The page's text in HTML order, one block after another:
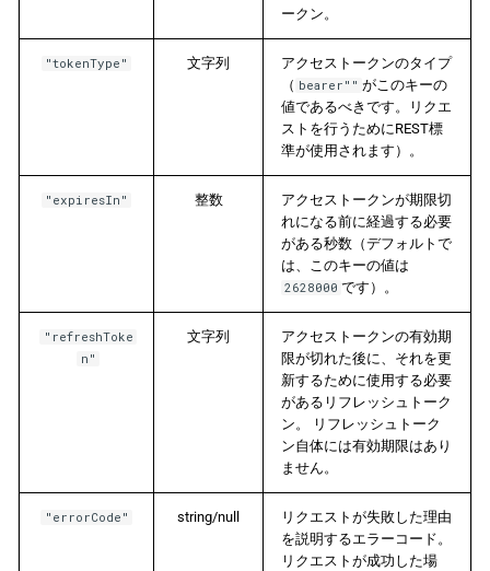
ークン。
"tokenType" 文字列
アクセストークンのタイプ
（ bearer"" がこのキーの
値であるべきです。リクエ
ストを行うためにREST標
準が使用されます）。
"expiresIn" 整数
アクセストークンが期限切
れになる前に経過する必要
がある秒数（デフォルトで
は、このキーの値は
2628000 です）。
"refreshToke
n"
文字列
アクセストークンの有効期
限が切れた後に、それを更
新するために使用する必要
があるリフレッシュトーク
ン。 リフレッシュトーク
ン自体には有効期限はあり
ません。
"errorCode" string/null
リクエストが失敗した理由
を説明するエラーコード。
リクエストが成功した場